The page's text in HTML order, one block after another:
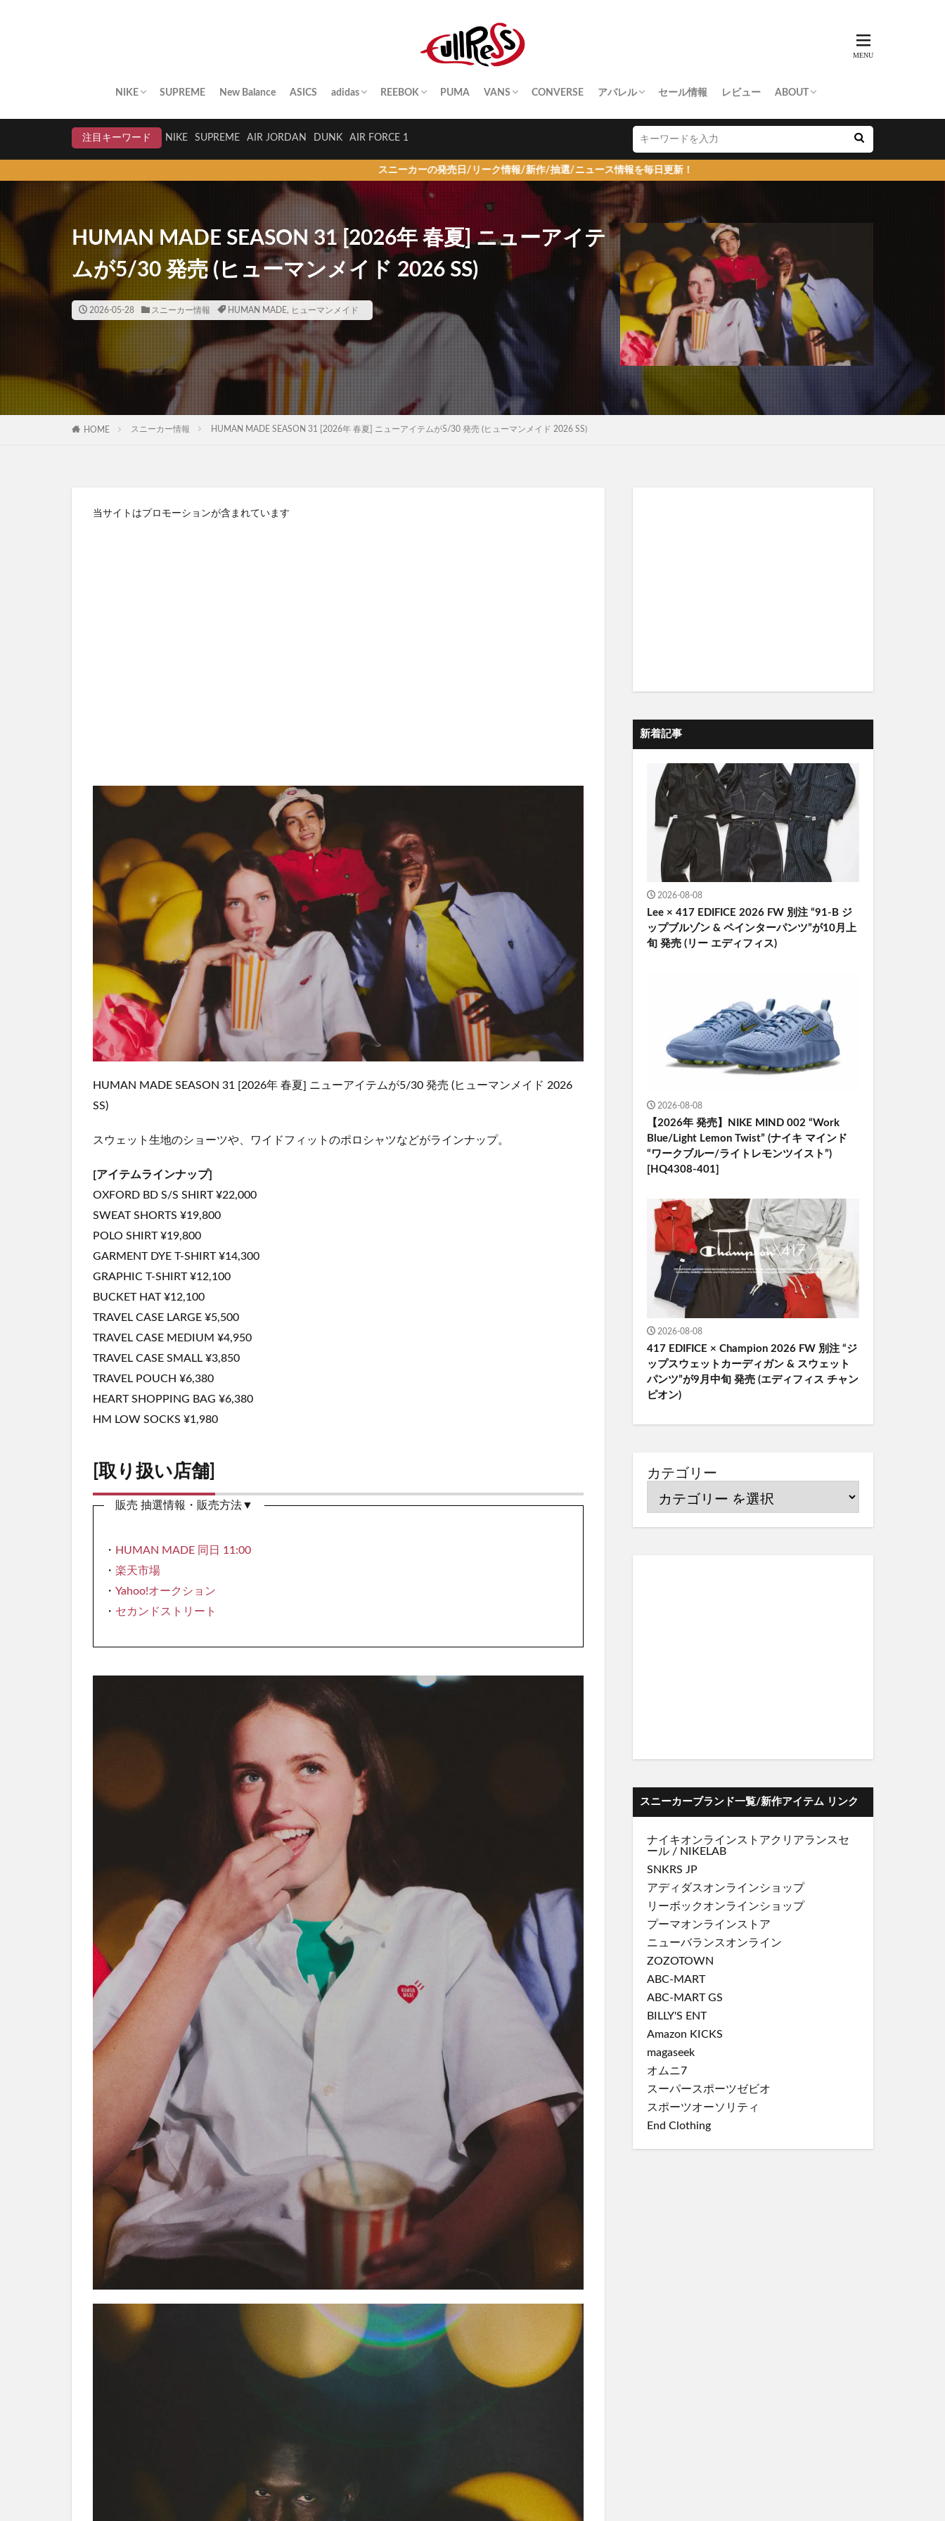
NIKE SUPREME New Balance ASICS adidas REEBOK PUMA VANS CONVERSE アパレル セール情報 レビュー ABOUT
注目キーワード
NIKE SUPREME AIR JORDAN DUNK AIR FORCE 1
スニーカーの発売日/リーク情報/新作/抽選/ニュース情報を毎日更新！
HUMAN MADE SEASON 31 [2026年 春夏] ニューアイテ
ムが5/30 発売 (ヒューマンメイド 2026 SS)
2026-05-28 スニーカー情報 HUMAN MADE, ヒューマンメイド
HOME スニーカー情報 HUMAN MADE SEASON 31 [2026年 春夏] ニューアイテムが5/30 発売 (ヒューマンメイド 2026 SS)
当サイトはプロモーションが含まれています
HUMAN MADE SEASON 31 [2026年 春夏] ニューアイテムが5/30 発売 (ヒューマンメイド 2026
SS)
スウェット生地のショーツや、ワイドフィットのポロシャツなどがラインナップ。
[アイテムラインナップ]
OXFORD BD S/S SHIRT ¥22,000
SWEAT SHORTS ¥19,800
POLO SHIRT ¥19,800
GARMENT DYE T-SHIRT ¥14,300
GRAPHIC T-SHIRT ¥12,100
BUCKET HAT ¥12,100
TRAVEL CASE LARGE ¥5,500
TRAVEL CASE MEDIUM ¥4,950
TRAVEL CASE SMALL ¥3,850
TRAVEL POUCH ¥6,380
HEART SHOPPING BAG ¥6,380
HM LOW SOCKS ¥1,980
[取り扱い店舗]
販売 抽選情報・販売方法▼
・ HUMAN MADE 同日 11:00
・ 楽天市場
・ Yahoo!オークション
・ セカンドストリート
新着記事
2026-08-08
Lee × 417 EDIFICE 2026 FW 別注 “91-B ジ
ップブルゾン & ペインターパンツ”が10月上
旬 発売 (リー エディフィス)
2026-08-08
【2026年 発売】NIKE MIND 002 “Work
Blue/Light Lemon Twist” (ナイキ マインド
“ワークブルー/ライトレモンツイスト”)
[HQ4308-401]
2026-08-08
417 EDIFICE × Champion 2026 FW 別注 “ジ
ップスウェットカーディガン & スウェット
パンツ”が9月中旬 発売 (エディフィス チャン
ピオン)
カテゴリー
スニーカーブランド一覧/新作アイテム リンク
ナイキオンラインストアクリアランスセ
ール / NIKELAB
SNKRS JP
アディダスオンラインショップ
リーボックオンラインショップ
プーマオンラインストア
ニューバランスオンライン
ZOZOTOWN
ABC-MART
ABC-MART GS
BILLY'S ENT
Amazon KICKS
magaseek
オムニ7
スーパースポーツゼビオ
スポーツオーソリティ
End Clothing